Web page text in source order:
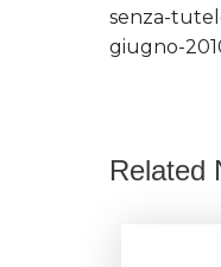
senza-
giugno-
Related